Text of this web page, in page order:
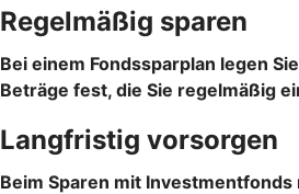
Regelmäßig sparen
Bei einem Fondssparplan legen
Beträge fest, die Sie regelmäßig
Langfristig vorsorgen
Beim Sparen mit Investmentfonds